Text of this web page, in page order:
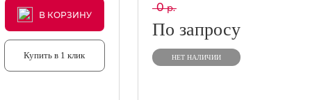
В КОРЗИНУ
В КОРЗИНУ
В КОРЗИНУ
Купить в 1 клик
0р.
По запросу
НЕТ НАЛИЧИИ